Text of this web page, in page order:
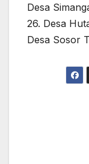
Desa
26. Desa
Desa Sosor